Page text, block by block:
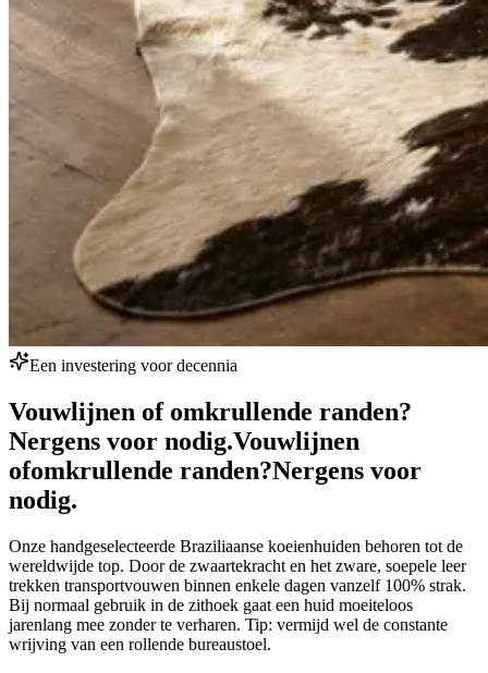
Een investering voor decennia
Vouwlijnen of omkrullende randen?
Nergens voor nodig.Vouwlijnen
ofomkrullende randen?Nergens voor
nodig.
Onze handgeselecteerde Braziliaanse koeienhuiden behoren tot de
wereldwijde top. Door de zwaartekracht en het zware, soepele leer
trekken transportvouwen binnen enkele dagen vanzelf 100% strak.
Bij normaal gebruik in de zithoek gaat een huid moeiteloos
jarenlang mee zonder te verharen. Tip: vermijd wel de constante
wrijving van een rollende bureaustoel.